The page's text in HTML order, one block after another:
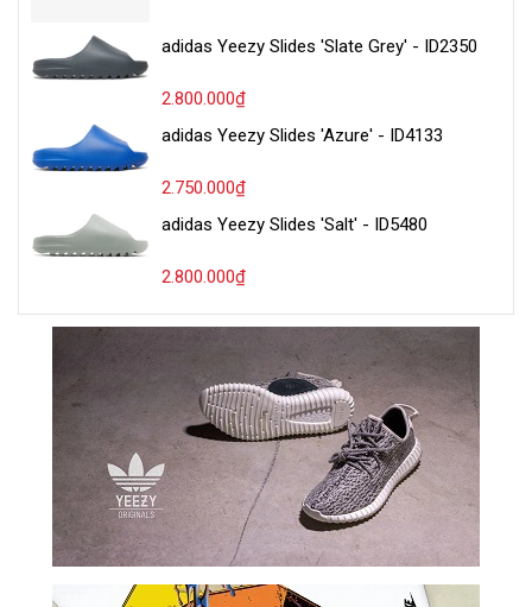
adidas Yeezy Slides 'Slate Grey' - ID2350
2.800.000₫
adidas Yeezy Slides 'Azure' - ID4133
2.750.000₫
adidas Yeezy Slides 'Salt' - ID5480
2.800.000₫